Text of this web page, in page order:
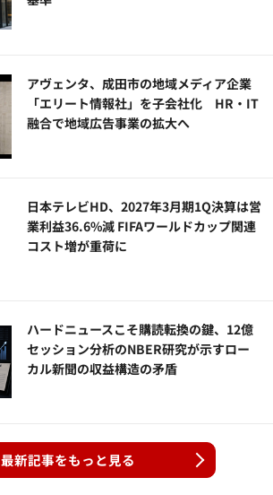
アヴェンタ、成田市の地域メディア企業
「エリート情報社」を子会社化 HR・IT
融合で地域広告事業の拡大へ
日本テレビHD、2027年3月期1Q決算は営
業利益36.6%減 FIFAワールドカップ関連
コスト増が重荷に
ハードニュースこそ購読転換の鍵、12億
セッション分析のNBER研究が示すロー
カル新聞の収益構造の矛盾
最新記事をもっと見る